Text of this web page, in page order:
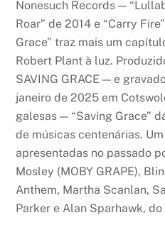
Nonesuch Records —
Roar” de 2014 e “Carry
Grace” traz mais um
Robert Plant à luz.
SAVING GRACE — e
janeiro de 2025 em
galesas — “Saving Grace”
de músicas centenárias.
apresentadas no passado
Mosley (MOBY GRAPE),
Anthem, Martha Scanlan,
Parker e Alan Sparhawk, do